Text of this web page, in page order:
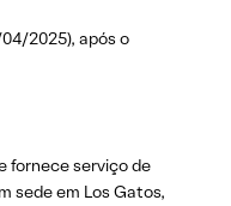
2025), após o
fornece serviço de
sede em Los Gatos,